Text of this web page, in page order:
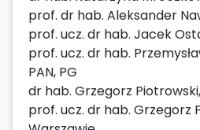
prof. dr hab. Aleksander
prof. ucz. dr hab. Jacek
prof. ucz. dr hab.
PAN, PG
dr hab. Grzegorz
prof. ucz. dr hab. Grzegorz